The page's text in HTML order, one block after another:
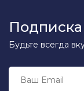
Подписка
Будьте всегда